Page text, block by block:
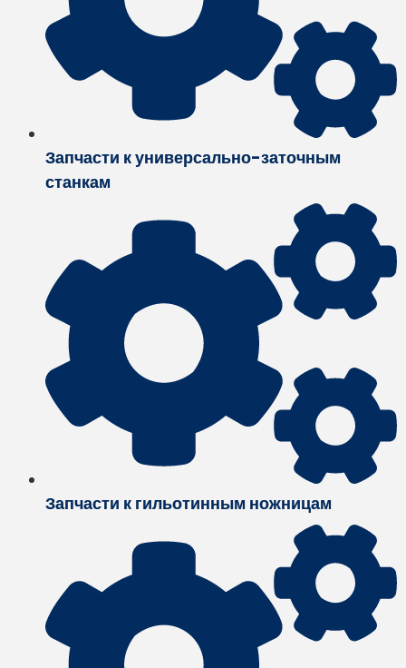
Запчасти к универсально-заточным
станкам
Запчасти к гильотинным ножницам